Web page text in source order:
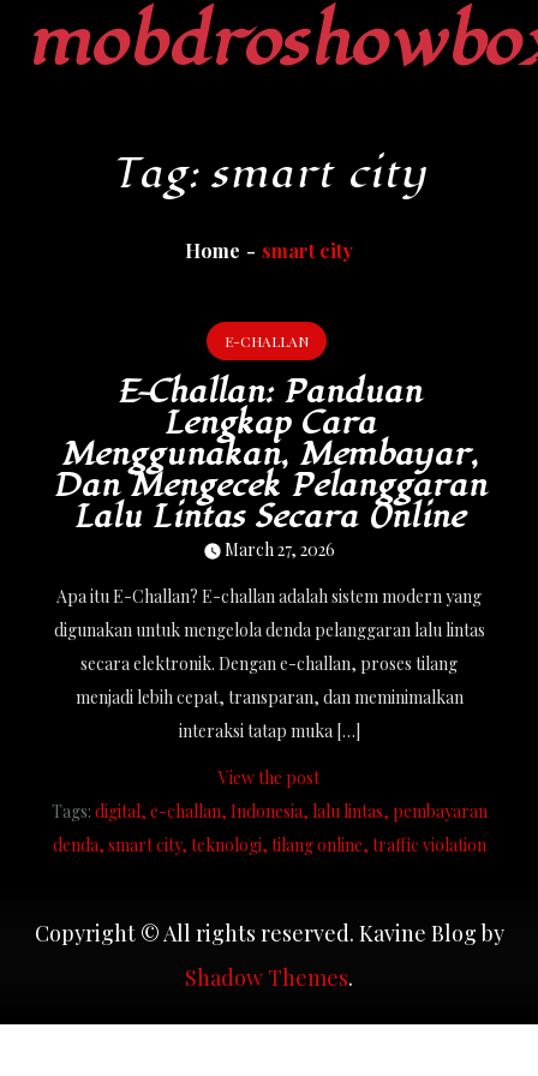
Tag: smart city
Home smart city
E-CHALLAN
E-Challan: Panduan
Lengkap Cara
Menggunakan, Membayar,
Dan Mengecek Pelanggaran
Lalu Lintas Secara Online
March 27, 2026
Apa itu E-Challan? E-challan adalah sistem modern yang
digunakan untuk mengelola denda pelanggaran lalu lintas
secara elektronik. Dengan e-challan, proses tilang
menjadi lebih cepat, transparan, dan meminimalkan
interaksi tatap muka […]
View the post
Tags: digital e-challan Indonesia lalu lintas pembayaran
denda smart city teknologi tilang online traffic violation
Copyright © All rights reserved. Kavine Blog by
Shadow Themes.